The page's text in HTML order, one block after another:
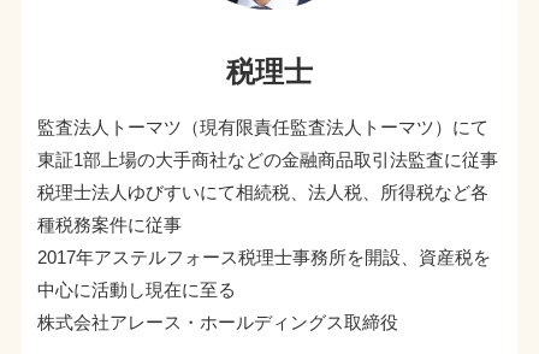
税理士
監査法人トーマツ（現有限責任監査法人トーマツ）にて
東証1部上場の大手商社などの金融商品取引法監査に従事
税理士法人ゆびすいにて相続税、法人税、所得税など各
種税務案件に従事
2017年アステルフォース税理士事務所を開設、資産税を
中心に活動し現在に至る
株式会社アレース・ホールディングス取締役